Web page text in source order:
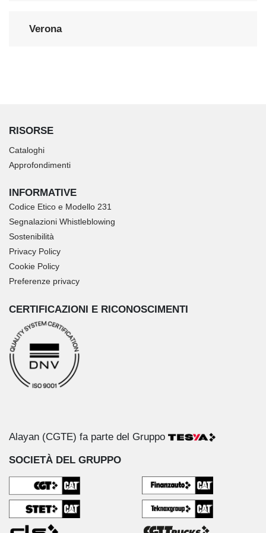
Verona
RISORSE
Cataloghi
Approfondimenti
INFORMATIVE
Codice Etico e Modello 231
Segnalazioni Whistleblowing
Sostenibilità
Privacy Policy
Cookie Policy
Preferenze privacy
CERTIFICAZIONI E RICONOSCIMENTI
Alayan (CGTE) fa parte del Gruppo
SOCIETÀ DEL GRUPPO